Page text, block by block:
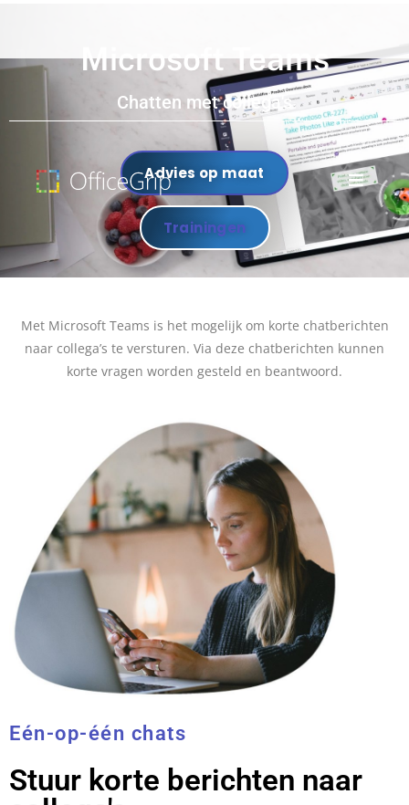
Microsoft Teams
Chatten met collega's
Advies op maat
Trainingen
Met Microsoft Teams is het mogelijk om korte chatberichten
naar collega’s te versturen. Via deze chatberichten kunnen
korte vragen worden gesteld en beantwoord.
Eén-op-één chats
Stuur korte berichten naar